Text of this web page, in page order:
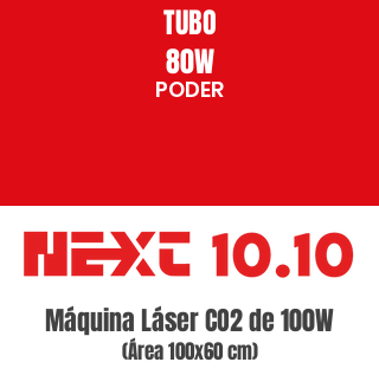
TUBO
80W
PODER
Máquina Láser CO2 de 100W
(Área 100x60 cm)